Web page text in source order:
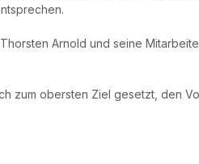
Arnold und seine
zum obersten Ziel gesetzt, den